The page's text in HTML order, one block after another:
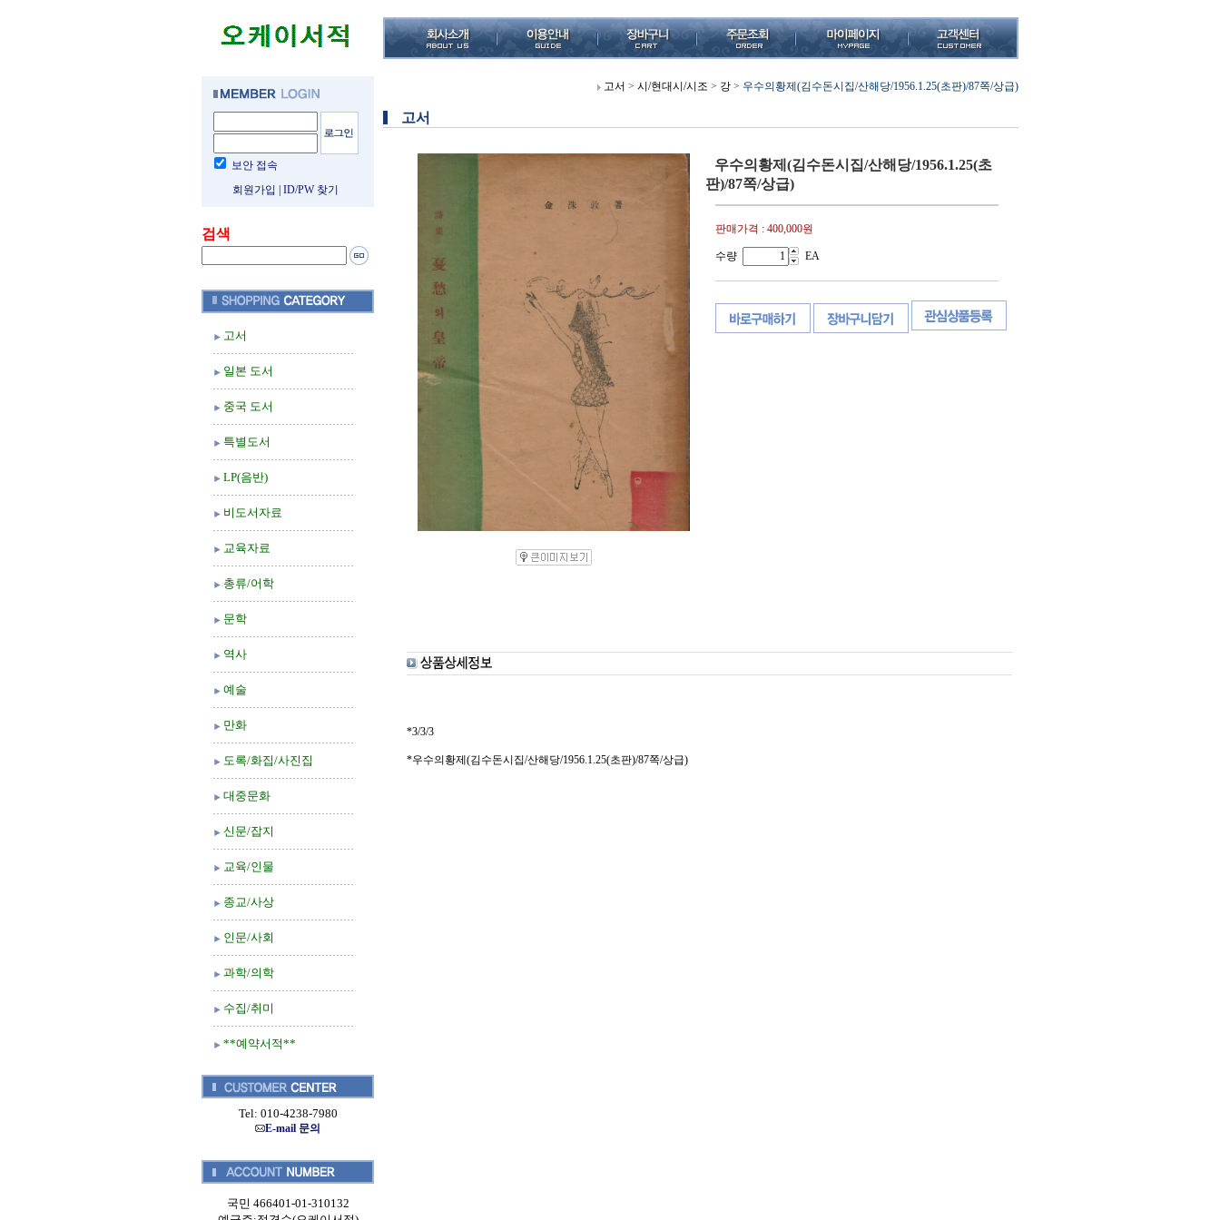
보안 접속
회원가입
ID/PW 찾기
검색
고서
일본 도서
중국 도서
특별도서
LP(음반)
비도서자료
교육자료
총류/어학
문학
역사
예술
만화
도록/화집/사진집
대중문화
신문/잡지
교육/인물
종교/사상
인문/사회
과학/의학
수집/취미
**예약서적**
Tel: 010-4238-7980
E-mail 문의
국민 466401-01-310132
고서 > 시/현대시/시조 > 강 > 우수의황제(김수돈시집/산해당/1956.1.25(초판)/87쪽/상급)
고서
우수의황제(김수돈시집/산해당/1956.1.25(초
판)/87쪽/상급)
판매가격 : 400,000원
수량 EA
*3/3/3
*우수의황제(김수돈시집/산해당/1956.1.25(초판)/87쪽/상급)